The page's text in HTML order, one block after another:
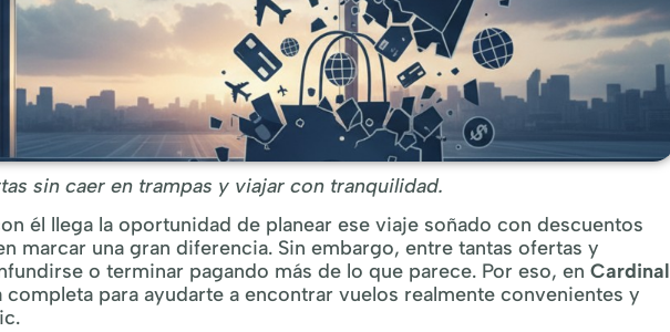
sin caer en trampas y viajar con tranquilidad.
él llega la oportunidad de planear ese viaje soñado con descuentos
marcar una gran diferencia. Sin embargo, entre tantas ofertas y
o terminar pagando más de lo que parece. Por eso, en Cardinal
completa para ayudarte a encontrar vuelos realmente convenientes y